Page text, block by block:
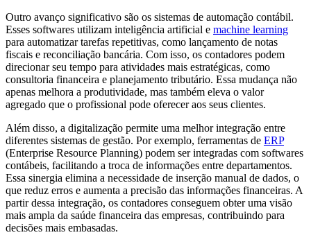
Outro avanço significativo são os sistemas de automação contábil.
Esses softwares utilizam inteligência artificial e machine learning
para automatizar tarefas repetitivas, como lançamento de notas
fiscais e reconciliação bancária. Com isso, os contadores podem
direcionar seu tempo para atividades mais estratégicas, como
consultoria financeira e planejamento tributário. Essa mudança não
apenas melhora a produtividade, mas também eleva o valor
agregado que o profissional pode oferecer aos seus clientes.
Além disso, a digitalização permite uma melhor integração entre
diferentes sistemas de gestão. Por exemplo, ferramentas de ERP
(Enterprise Resource Planning) podem ser integradas com softwares
contábeis, facilitando a troca de informações entre departamentos.
Essa sinergia elimina a necessidade de inserção manual de dados, o
que reduz erros e aumenta a precisão das informações financeiras. A
partir dessa integração, os contadores conseguem obter uma visão
mais ampla da saúde financeira das empresas, contribuindo para
decisões mais embasadas.